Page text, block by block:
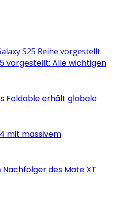
vorgestellt: Alle wichtigen
Foldable erhält globale
mit massivem
des Mate XT